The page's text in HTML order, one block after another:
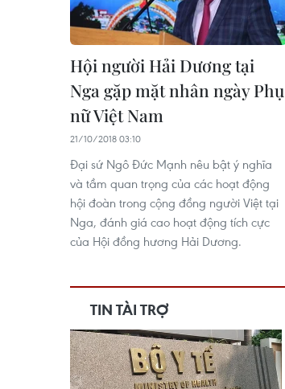
Hội người Hải Dương tại
Nga gặp mặt nhân ngày Phụ
nữ Việt Nam
21/10/2018 03:10
Đại sứ Ngô Đức Mạnh nêu bật ý nghĩa
và tầm quan trọng của các hoạt động
hội đoàn trong cộng đồng người Việt tại
Nga, đánh giá cao hoạt động tích cực
của Hội đồng hương Hải Dương.